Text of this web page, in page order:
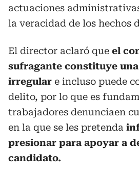
actuaciones
la veracidad de los hechos
El director aclaró que el
sufragante constituye
irregular e incluso puede
delito, por lo que es
trabajadores denunciaen
en la que se les pretenda
presionar para apoyar a
candidato.